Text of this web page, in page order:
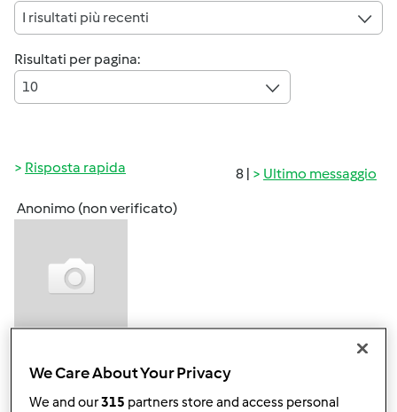
I risultati più recenti
Risultati per pagina:
10
8 | Ultimo messaggio
Risposta rapida
Anonimo (non verificato)
#1
Il purè mi viene colloso. Qualche consiglio?
We Care About Your Privacy
We and our315 partners store and access personal